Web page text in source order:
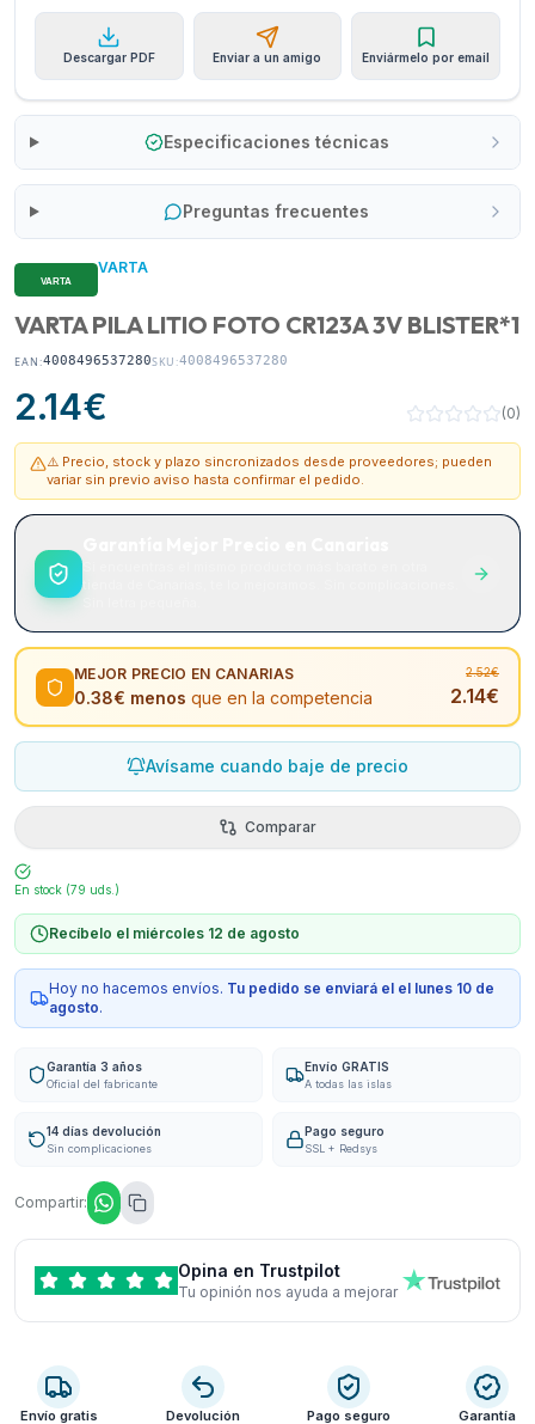
Descargar PDF Enviar a un amigo Enviármelo por email
Especificaciones técnicas
Preguntas frecuentes
VARTA
VARTA PILA LITIO FOTO CR123A 3V BLISTER*1
EAN:4008496537280SKU:4008496537280
2.14€ (0)
⚠️ Precio, stock y plazo sincronizados desde proveedores; pueden
variar sin previo aviso hasta confirmar el pedido.
MEJOR PRECIO EN CANARIAS
0.38€ menos que en la competencia
2.52€
2.14€
Avísame cuando baje de precio
Comparar
En stock (79 uds.)
Recíbelo el miércoles 12 de agosto
Hoy no hacemos envíos. Tu pedido se enviará el el lunes 10 de
agosto.
Garantía 3 años
Oficial del fabricante
Envío GRATIS
A todas las islas
14 días devolución
Sin complicaciones
Pago seguro
SSL + Redsys
Compartir:
Opina en Trustpilot
Tu opinión nos ayuda a mejorar
Envío gratis Devolución Pago seguro Garantía